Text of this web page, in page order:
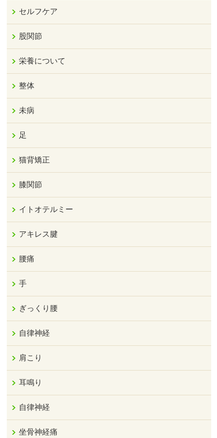
セルフケア
股関節
栄養について
整体
未病
足
猫背矯正
膝関節
イトオテルミー
アキレス腱
腰痛
手
ぎっくり腰
自律神経
肩こり
耳鳴り
自律神経
坐骨神経痛